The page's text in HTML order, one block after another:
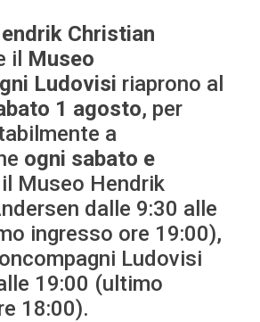
Christian
il Museo
Ludovisi riaprono al
1 agosto, per
a
ogni sabato e
il Museo Hendrik
dalle 9:30 alle
ingresso ore 19:00),
Ludovisi
19:00 (ultimo
18:00).